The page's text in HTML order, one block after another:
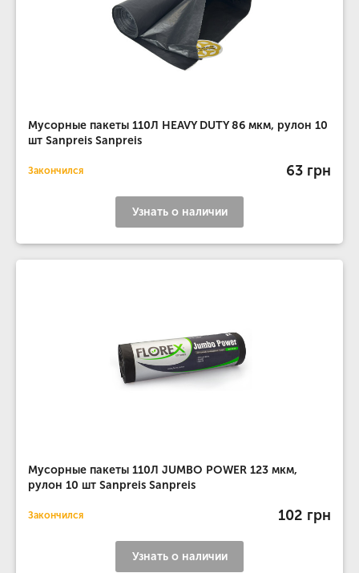
Мусорные пакеты 110Л HEAVY DUTY 86 мкм, рулон 10
шт Sanpreis Sanpreis
Закончился 63 грн
Узнать о наличии
Мусорные пакеты 110Л JUMBO POWER 123 мкм,
рулон 10 шт Sanpreis Sanpreis
Закончился 102 грн
Узнать о наличии